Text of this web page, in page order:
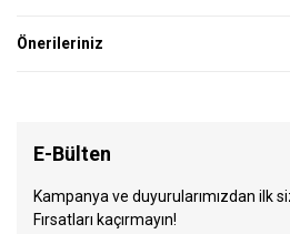
Önerileriniz
E-Bülten
Kampanya ve duyurularımızdan ilk
Fırsatları kaçırmayın!